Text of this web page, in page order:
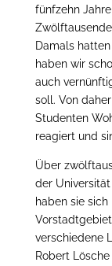
fünfzehn
Damals
haben wir
auch
soll. Von
Studenten
reagiert und
Über
der
haben sie
verschiedene
Robert